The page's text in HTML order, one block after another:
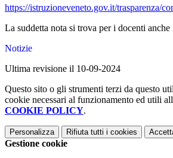
https://istruzioneveneto.gov.it/trasparenza/
La suddetta nota si trova per i docenti anche
Notizie
Ultima revisione il 10-09-2024
Questo sito o gli strumenti terzi da questo
cookie necessari al funzionamento ed utili
COOKIE POLICY.
Personalizza Rifiuta tutti i cookies
Gestione cookie